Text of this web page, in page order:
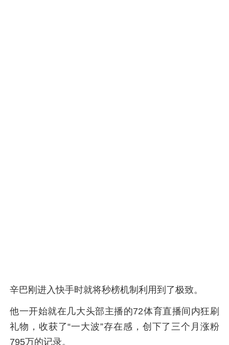
辛巴刚进入快手时就将秒榜机制利用到了极致。
他一开始就在几大头部主播的72体育直播间内狂刷
礼物，收获了“一大波”存在感，创下了三个月涨粉
795万的记录。